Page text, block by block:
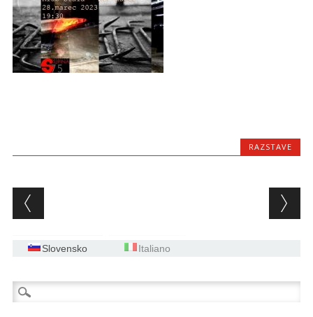
RAZSTAVE
Post navigation
Slovensko Italiano
Išči: